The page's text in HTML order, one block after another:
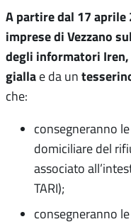
A partire dal 17
imprese di Vezzano
degli informatori Iren,
gialla e da un
che:
consegneranno
domiciliare del
associato
TARI);
consegneranno